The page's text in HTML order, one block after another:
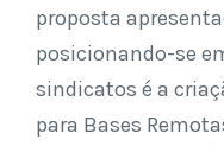
proposta
posicionando-se
sindicatos é a
para Bases